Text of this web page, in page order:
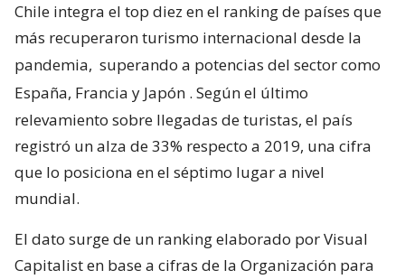
Chile integra el top diez en el ranking de países que
más recuperaron turismo internacional desde la
pandemia, superando a potencias del sector como
España, Francia y Japón . Según el último
relevamiento sobre llegadas de turistas, el país
registró un alza de 33% respecto a 2019, una cifra
que lo posiciona en el séptimo lugar a nivel
mundial.
El dato surge de un ranking elaborado por Visual
Capitalist en base a cifras de la Organización para